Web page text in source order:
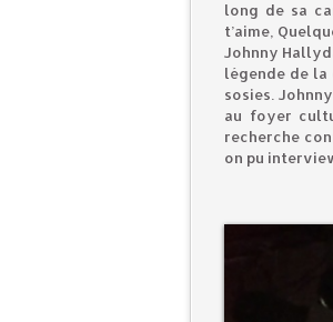
long de sa
t’aime,
Johnny
légende de la
sosies.
au foyer
recherche
on pu